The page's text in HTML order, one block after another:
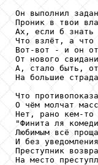
Он выполнил
Проник в твои
Ах, если б знать
Что взлёт, а что
Вот-вот - и он
От нового
А, стало быть,
На большие
Что
О чём молчат
Нет, рано кем-то
"Финита ля
Любимым всё
И без
Преступник
На место